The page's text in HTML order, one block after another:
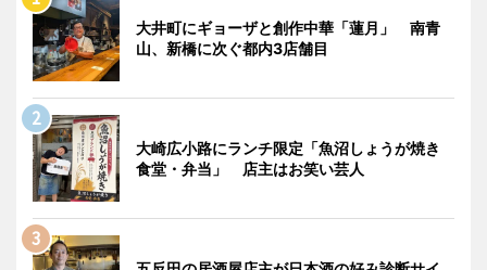
大井町にギョーザと創作中華「蓮月」 南青
山、新橋に次ぐ都内3店舗目
大崎広小路にランチ限定「魚沼しょうが焼き
食堂・弁当」 店主はお笑い芸人